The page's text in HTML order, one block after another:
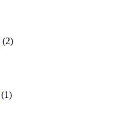
(2)
(1)